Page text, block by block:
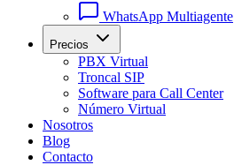
WhatsApp Multiagente
Precios
PBX Virtual
Troncal SIP
Software para Call Center
Número Virtual
Nosotros
Blog
Contacto